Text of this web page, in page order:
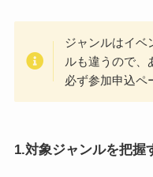
ジャンルはイベ
ルも違うので、
必ず参加申込ペ
1.対象ジャンルを把握